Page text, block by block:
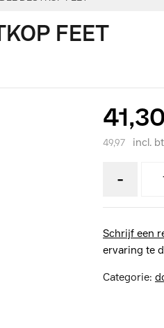
FEET
41,30
49,97 incl.
-
Schrijf een
ervaring te
Categorie: